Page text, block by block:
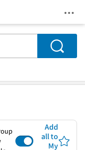
Search
Add
all to
My